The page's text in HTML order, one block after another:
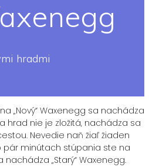
hradmi
„Nový“ Waxenegg sa nachádza
hrad nie je zložitá, nachádza sa
Nevedie naň žiaľ žiaden
pár minútach stúpania ste na
„Starý“ Waxenegg.